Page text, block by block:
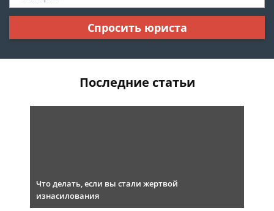
Спросить юриста
Последние статьи
Что делать, если вы стали жертвой
изнасилования